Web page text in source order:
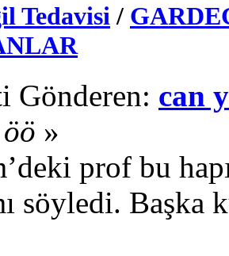
Tedavisi /
Gönderen: can
»
prof bu
söyledi. Başka